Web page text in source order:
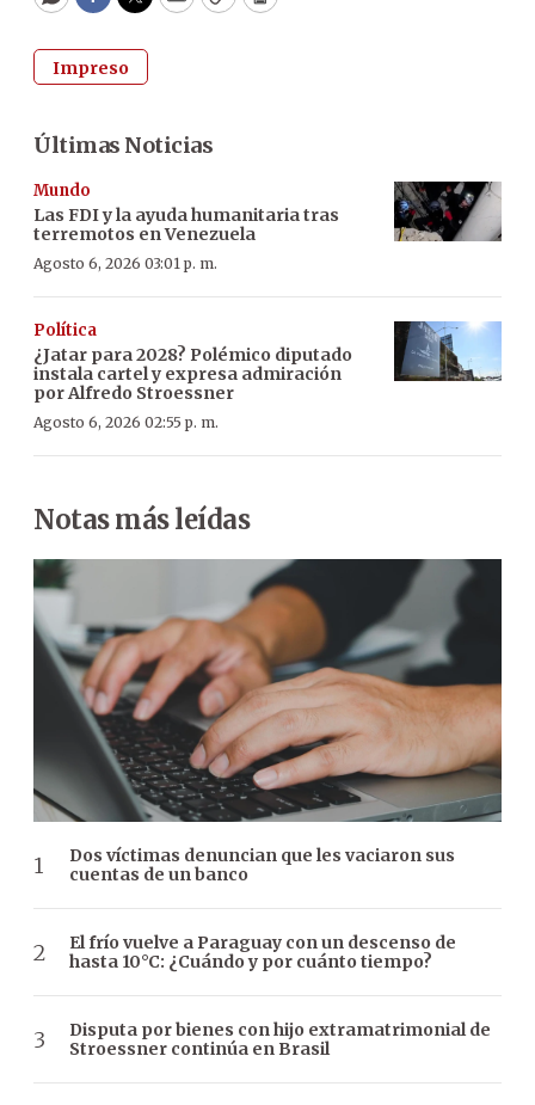
WhatsApp
Facebook
Twitter
EmailCopyPrint
Impreso
Últimas Noticias
Mundo
Las FDI y la ayuda humanitaria tras
terremotos en Venezuela
Agosto 6, 2026 03:01 p. m.
Política
¿Jatar para 2028? Polémico diputado
instala cartel y expresa admiración
por Alfredo Stroessner
Agosto 6, 2026 02:55 p. m.
Notas más leídas
Dos víctimas denuncian que les vaciaron sus
cuentas de un banco
El frío vuelve a Paraguay con un descenso de
hasta 10°C: ¿Cuándo y por cuánto tiempo?
Disputa por bienes con hijo extramatrimonial de
Stroessner continúa en Brasil